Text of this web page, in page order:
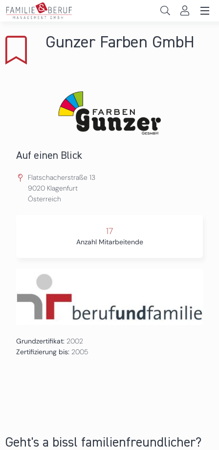
Direkt zum Inhalt
Gemeinden
Persönliche Vereinbarkeit
Gunzer Farben GmbH
Auf einen Blick
Flatschacherstraße 13
9020 Klagenfurt
Österreich
17
Anzahl Mitarbeitende
Grundzertifikat: 2002
Zertifizierung bis: 2005
Geht's a bissl familienfreundlicher?